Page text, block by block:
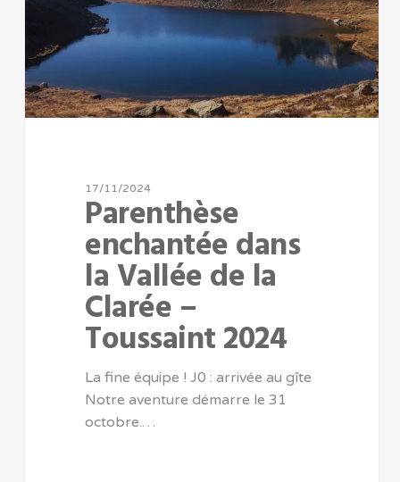
17/11/2024
Parenthèse
enchantée dans
la Vallée de la
Clarée –
Toussaint 2024
La fine équipe ! J0 : arrivée au gîte
Notre aventure démarre le 31
octobre.…